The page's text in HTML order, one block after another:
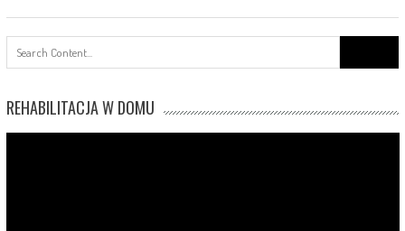
for:
REHABILITACJA W DOMU